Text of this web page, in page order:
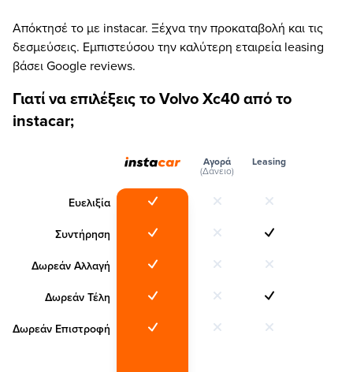
Απόκτησέ το με instacar. Ξέχνα την προκαταβολή και τις
δεσμεύσεις. Εμπιστεύσου την καλύτερη εταιρεία leasing
βάσει Google reviews.
Γιατί να επιλέξεις το Volvo Xc40 από το
instacar;
Ευελιξία
Συντήρηση
Δωρεάν Αλλαγή
Δωρεάν Τέλη
Δωρεάν Επιστροφή
Αγορά
(Δάνειο)
Leasing